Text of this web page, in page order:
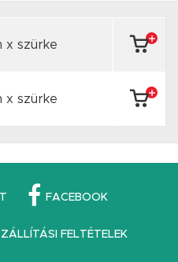
x szürke
x szürke
FACEBOOK
FELTÉTELEK